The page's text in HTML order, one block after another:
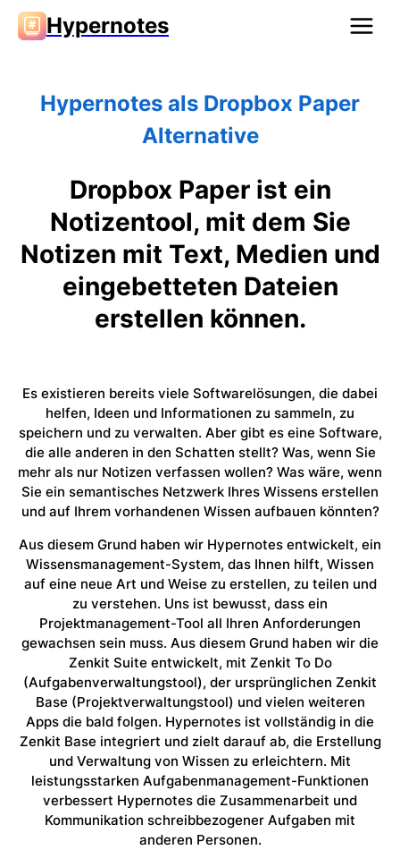
Hypernotes
Hypernotes als Dropbox Paper
Alternative
Dropbox Paper ist ein
Notizentool, mit dem Sie
Notizen mit Text, Medien und
eingebetteten Dateien
erstellen können.
Es existieren bereits viele Softwarelösungen, die dabei
helfen, Ideen und Informationen zu sammeln, zu
speichern und zu verwalten. Aber gibt es eine Software,
die alle anderen in den Schatten stellt? Was, wenn Sie
mehr als nur Notizen verfassen wollen? Was wäre, wenn
Sie ein semantisches Netzwerk Ihres Wissens erstellen
und auf Ihrem vorhandenen Wissen aufbauen könnten?
Aus diesem Grund haben wir Hypernotes entwickelt, ein
Wissensmanagement-System, das Ihnen hilft, Wissen
auf eine neue Art und Weise zu erstellen, zu teilen und
zu verstehen. Uns ist bewusst, dass ein
Projektmanagement-Tool all Ihren Anforderungen
gewachsen sein muss. Aus diesem Grund haben wir die
Zenkit Suite entwickelt, mit Zenkit To Do
(Aufgabenverwaltungstool), der ursprünglichen Zenkit
Base (Projektverwaltungstool) und vielen weiteren
Apps die bald folgen. Hypernotes ist vollständig in die
Zenkit Base integriert und zielt darauf ab, die Erstellung
und Verwaltung von Wissen zu erleichtern. Mit
leistungsstarken Aufgabenmanagement-Funktionen
verbessert Hypernotes die Zusammenarbeit und
Kommunikation schreibbezogener Aufgaben mit
anderen Personen.